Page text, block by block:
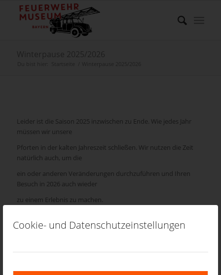
Cookie- und Datenschutzeinstellungen
Leider ist die Saison 2025 inzwischen zu Ende. Wie jedes Jahr
müssen wir unsere
Pforten in der kalten Jahreszeit schließen. Wir nutzen die Zeit
natürlich auch, um die
ein oder anderen Veränderungen durchzuführen und Ihren
Besuch in 2026 auch wieder
zu einem Erlebnis zu machen.
Saison und hoffen Sie